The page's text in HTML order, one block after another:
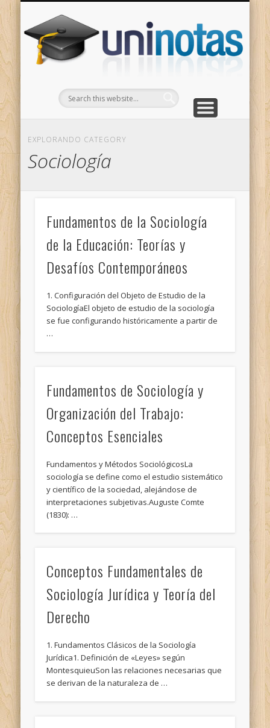
EXPLORANDO CATEGORY
Sociología
Fundamentos de la Sociología
de la Educación: Teorías y
Desafíos Contemporáneos
1. Configuración del Objeto de Estudio de la
SociologíaEl objeto de estudio de la sociología
se fue configurando históricamente a partir de
…
Fundamentos de Sociología y
Organización del Trabajo:
Conceptos Esenciales
Fundamentos y Métodos SociológicosLa
sociología se define como el estudio sistemático
y científico de la sociedad, alejándose de
interpretaciones subjetivas.Auguste Comte
(1830): …
Conceptos Fundamentales de
Sociología Jurídica y Teoría del
Derecho
1. Fundamentos Clásicos de la Sociología
Jurídica1. Definición de «Leyes» según
MontesquieuSon las relaciones necesarias que
se derivan de la naturaleza de …